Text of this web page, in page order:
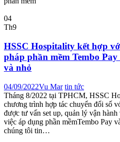
04
Th9
HSSC Hospitality kết hợp
pháp phần mềm Tembo
và nhỏ
04/09/2022Vu Mar tin tức
Tháng 8/2022 tại TPHCM, HSSC
chương trình hợp tác chuyển đổi số
được tư vấn set up, quản lý vận
việc áp dụng phần mềmTembo Pay
chúng tôi tin…